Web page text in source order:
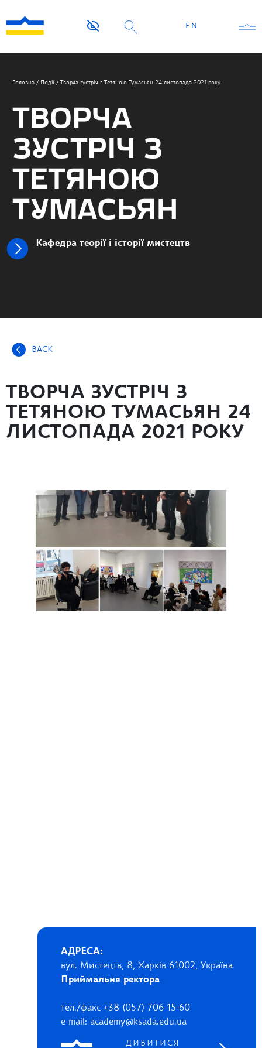
EN
Головна / Події / Творча зустріч з Тетяною Тумасьян 24 листопада 2021 року
ТВОРЧА
ЗУСТРІЧ З
ТЕТЯНОЮ
ТУМАСЬЯН
Кафедра теорії і історії мистецтв
BACK
ТВОРЧА ЗУСТРІЧ З
ТЕТЯНОЮ ТУМАСЬЯН 24
ЛИСТОПАДА 2021 РОКУ
АДРЕСА:
вул. Мистецтв, 8, Харків 61002, Україна
Приймальня ректора
тел./факс +38 (057) 706-15-60
e-mail: academy@ksada.edu.ua
ДИВИТИСЯ